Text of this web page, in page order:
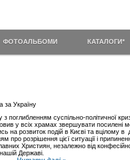
ФОТОАЛЬБОМИ КАТАЛОГИ*
за Україну
з поглибленням суспільно-політичної
у всіх храмах звершувати посилені
на розвиток подій в Києві та вцілому
про розрішення цієї ситуації і
Християн, незалежно від
Державі.